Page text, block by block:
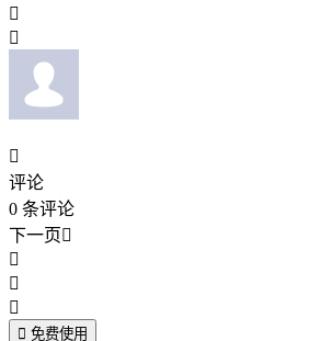



评论
0 条评论
下一页



 免费使用